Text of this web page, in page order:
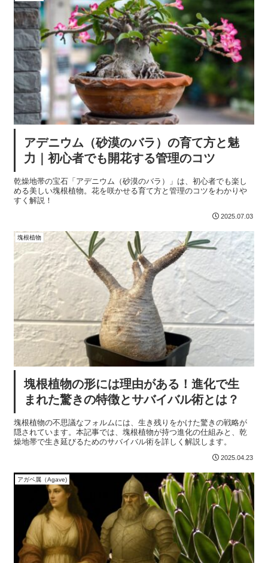
アデニウム（砂漠のバラ）の育て方と魅
力｜初心者でも開花する管理のコツ
乾燥地帯の宝石「アデニウム（砂漠のバラ）」は、初心者でも楽し
める美しい塊根植物。花を咲かせる育て方と管理のコツをわかりや
すく解説！
2025.07.03
塊根植物
塊根植物の形には理由がある！進化で生
まれた驚きの特徴とサバイバル術とは？
塊根植物の不思議なフォルムには、生き残りをかけた驚きの戦略が
隠されています。本記事では、塊根植物が持つ進化の仕組みと、乾
燥地帯で生き延びるためのサバイバル術を詳しく解説します。
2025.04.23
アガベ属（Agave)